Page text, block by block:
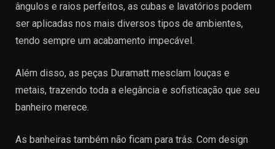
ângulos e raios perfeitos, as cubas e lavatórios podem
ser aplicadas nos mais diversos tipos de ambientes,
tendo sempre um acabamento impecável.
Além disso, as peças Duramatt mesclam louças e
metais, trazendo toda a elegância e sofisticação que seu
banheiro merece.
As banheiras também não ficam para trás. Com design